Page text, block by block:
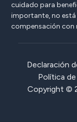
cuidado para
importante, no
compensación con
Copyright ©
Declaración
Política